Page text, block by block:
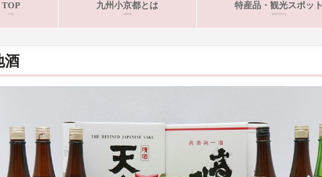
TOP
top
九州小京都とは
about
特産品・観光スポット
speciality
酒